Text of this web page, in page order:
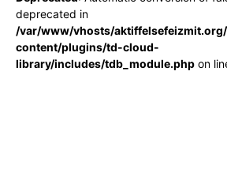
deprecated in
/var/www/vhosts/
content/plugins/td-cloud-
library/includes/tdb_module.php on